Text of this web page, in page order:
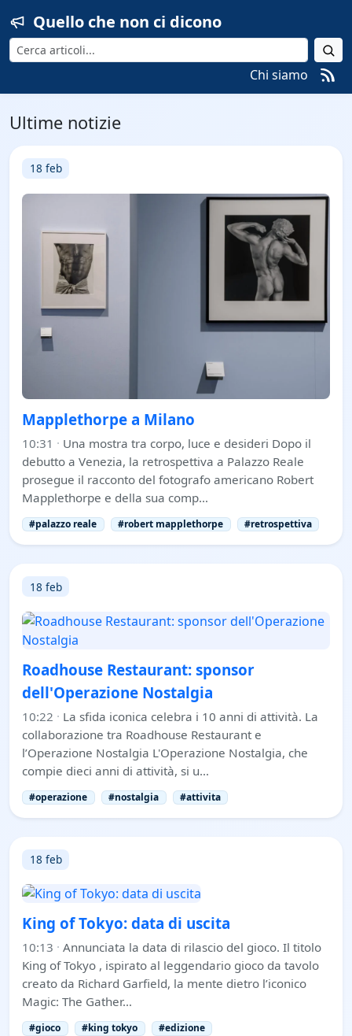
Quello che non ci dicono
Cerca
Chi siamo
Ultime notizie
18 feb
Mapplethorpe a Milano
10:31 · Una mostra tra corpo, luce e desideri Dopo il
debutto a Venezia, la retrospettiva a Palazzo Reale
prosegue il racconto del fotografo americano Robert
Mapplethorpe e della sua comp…
#palazzo reale #robert mapplethorpe #retrospettiva
18 feb
Roadhouse Restaurant: sponsor
dell'Operazione Nostalgia
10:22 · La sfida iconica celebra i 10 anni di attività. La
collaborazione tra Roadhouse Restaurant e
l’Operazione Nostalgia L'Operazione Nostalgia, che
compie dieci anni di attività, si u…
#operazione #nostalgia #attivita
18 feb
King of Tokyo: data di uscita
10:13 · Annunciata la data di rilascio del gioco. Il titolo
King of Tokyo , ispirato al leggendario gioco da tavolo
creato da Richard Garfield, la mente dietro l’iconico
Magic: The Gather…
#gioco #king tokyo #edizione